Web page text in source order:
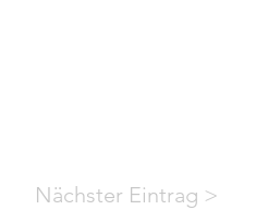
Nächster Eintrag >